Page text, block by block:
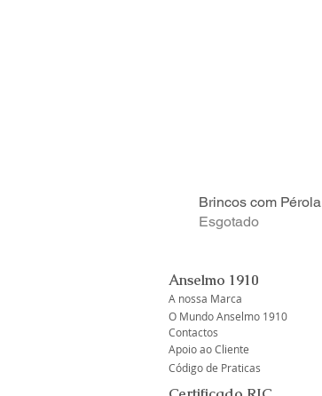
Brincos com Pérola
Esgotado
Anselmo 1910
A nossa Marca
O Mundo Anselmo 1910
Contactos
Apoio ao Cliente
Código de Praticas